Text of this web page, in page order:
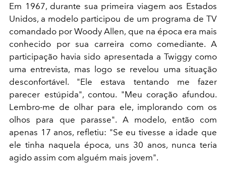
Em 1967, durante sua primeira viagem aos Estados
Unidos, a modelo participou de um programa de TV
comandado por Woody Allen, que na época era mais
conhecido por sua carreira como comediante. A
participação havia sido apresentada a Twiggy como
uma entrevista, mas logo se revelou uma situação
desconfortável. "Ele estava tentando me fazer
parecer estúpida", contou. "Meu coração afundou.
Lembro-me de olhar para ele, implorando com os
olhos para que parasse". A modelo, então com
apenas 17 anos, refletiu: "Se eu tivesse a idade que
ele tinha naquela época, uns 30 anos, nunca teria
agido assim com alguém mais jovem".